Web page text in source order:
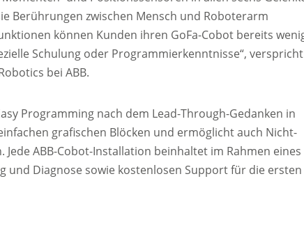
Berührungen zwischen Mensch und Roboterarm
können Kunden ihren GoFa-Cobot bereits
Schulung oder Programmierkenntnisse“, verspricht
bei ABB.
Programming nach dem Lead-Through-Gedanken in
grafischen Blöcken und ermöglicht auch Nicht-
ABB-Cobot-Installation beinhaltet im Rahmen eines
und Diagnose sowie kostenlosen Support für die ersten